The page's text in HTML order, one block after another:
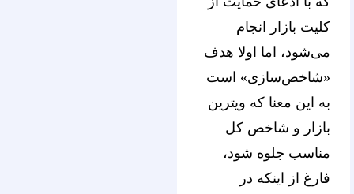
کلیت بازار انجام
می‌شود، اما اولا هدف
«شاخص‌سازی» است
به این معنا که ویترین
بازار و شاخص کل
مناسب جلوه شود،
فارغ از اینکه در